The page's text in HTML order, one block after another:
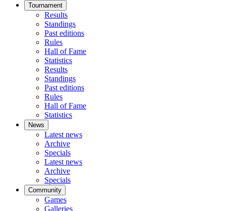
Tournament
Results
Standings
Past editions
Rules
Hall of Fame
Statistics
Results
Standings
Past editions
Rules
Hall of Fame
Statistics
News
Latest news
Archive
Specials
Latest news
Archive
Specials
Community
Games
Galleries